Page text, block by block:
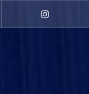
Instagram
(Damen)